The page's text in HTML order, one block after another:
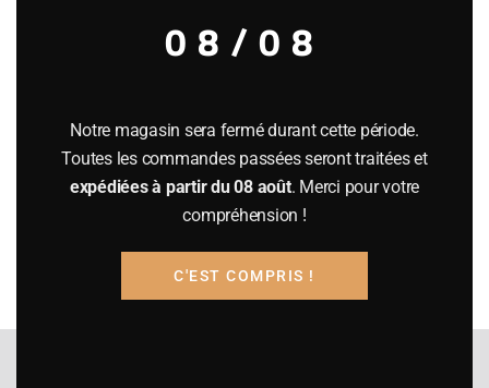
Prix :160€—170€
08/08
Notre magasin sera fermé durant cette période.
Toutes les commandes passées seront traitées et
expédiées à partir du 08 août. Merci pour votre
compréhension !
C'EST COMPRIS !